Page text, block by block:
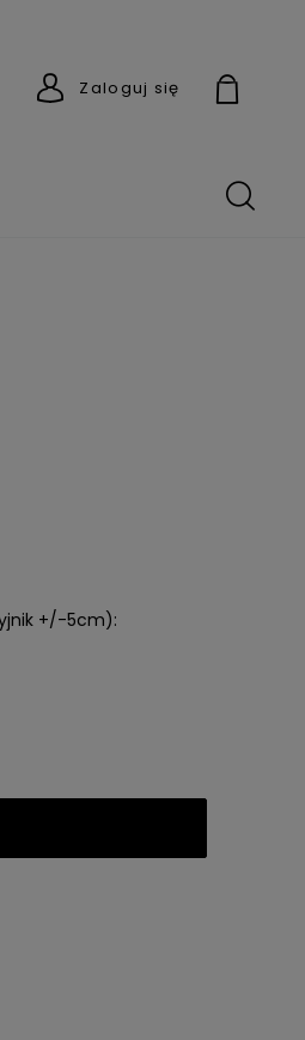
Zaloguj się
+/-5cm):